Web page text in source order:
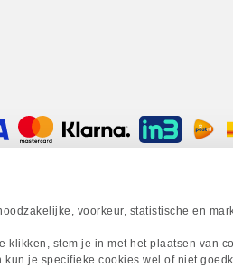
voorkeur, statistische en
klikken, stem je in met het plaatsen van
je specifieke cookies wel of niet